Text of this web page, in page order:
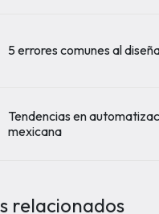
5 errores comunes al
Tendencias en
mexicana
relacionados